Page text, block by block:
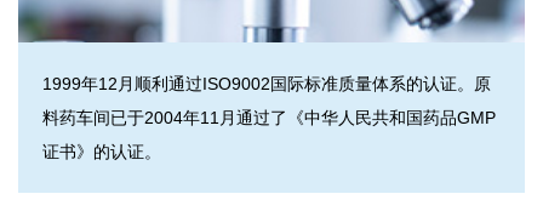
1999年12月顺利通过ISO9002国际标准质量体系的认证。原
料药车间已于2004年11月通过了《中华人民共和国药品GMP
证书》的认证。